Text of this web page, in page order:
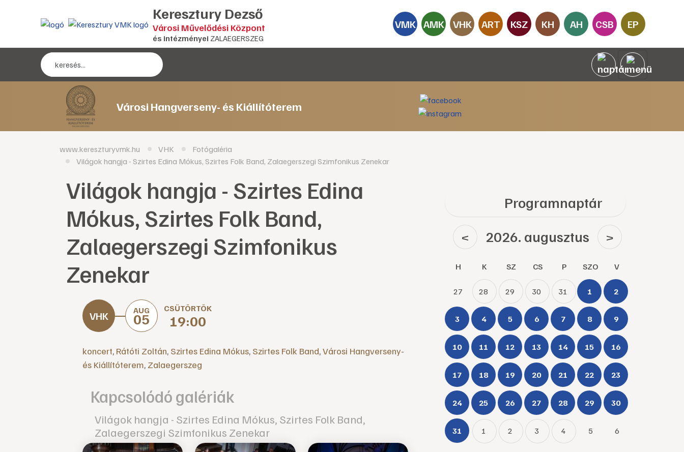
Keresztury Dezső
Városi Művelődési Központ
és intézményei ZALAEGERSZEG
VMK AMK VHK ART KSZ KH AH CSB EP
Városi Hangverseny- és Kiállítóterem
www.kereszturyvmk.hu VHK
Fotógaléria
Világok hangja - Szirtes Edina Mókus, Szirtes Folk Band, Zalaegerszegi Szimfonikus Zenekar
Világok hangja - Szirtes Edina
Mókus, Szirtes Folk Band,
Zalaegerszegi Szimfonikus
Zenekar
AUG
05
CSÜTÖRTÖK
19:00
koncert, Rátóti Zoltán, Szirtes Edina Mókus, Szirtes Folk Band,Városi Hangverseny-
és Kiállítóterem, Zalaegerszeg
Kapcsolódó galériák
Világok hangja - Szirtes Edina Mókus, Szirtes Folk Band,
Zalaegerszegi Szimfonikus Zenekar
Programnaptár
< 2026. augusztus >
H K SZ CS P SZO V
27 28 29 30 31 1 2
3 4 5 6 7 8 9
10 11 12 13 14 15 16
17 18 19 20 21 22 23
24 25 26 27 28 29 30
31 1 2 3 4 5 6